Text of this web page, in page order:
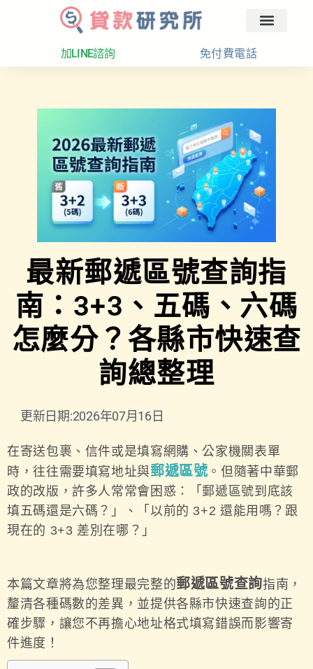
加LINE諮詢 免付費電話
最新郵遞區號查詢指
南：3+3、五碼、六碼
怎麼分？各縣市快速查
詢總整理
更新日期:2026年07月16日
在寄送包裹、信件或是填寫網購、公家機關表單
時，往往需要填寫地址與郵遞區號。但隨著中華郵
政的改版，許多人常常會困惑：「郵遞區號到底該
填五碼還是六碼？」、「以前的 3+2 還能用嗎？跟
現在的 3+3 差別在哪？」
本篇文章將為您整理最完整的郵遞區號查詢指南，
釐清各種碼數的差異，並提供各縣市快速查詢的正
確步驟，讓您不再擔心地址格式填寫錯誤而影響寄
件進度！